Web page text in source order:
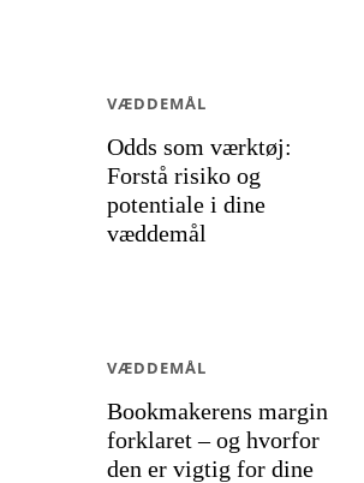
Odds som værktøj:
Forstå risiko og
potentiale i dine
væddemål
VÆDDEMÅL
Bookmakerens margin
forklaret – og hvorfor
den er vigtig for dine
VÆDDEMÅL